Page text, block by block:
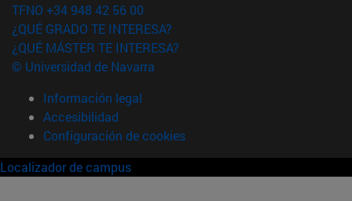
TFNO +34 948 42 56 00
¿QUÉ GRADO TE INTERESA?
¿QUÉ MÁSTER TE INTERESA?
© Universidad de Navarra
Información legal
Accesibilidad
Configuración de cookies
Localizador de campus